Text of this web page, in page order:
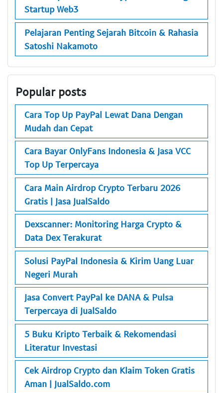
Startup Web3
Pelajaran Penting Sejarah Bitcoin & Rahasia
Satoshi Nakamoto
Popular posts
Cara Top Up PayPal Lewat Dana Dengan
Mudah dan Cepat
Cara Bayar OnlyFans Indonesia & Jasa VCC
Top Up Terpercaya
Cara Main Airdrop Crypto Terbaru 2026
Gratis | Jasa JualSaldo
Dexscanner: Monitoring Harga Crypto &
Data Dex Terakurat
Solusi PayPal Indonesia & Kirim Uang Luar
Negeri Murah
Jasa Convert PayPal ke DANA & Pulsa
Terpercaya di JualSaldo
5 Buku Kripto Terbaik & Rekomendasi
Literatur Investasi
Cek Airdrop Crypto dan Klaim Token Gratis
Aman | JualSaldo.com